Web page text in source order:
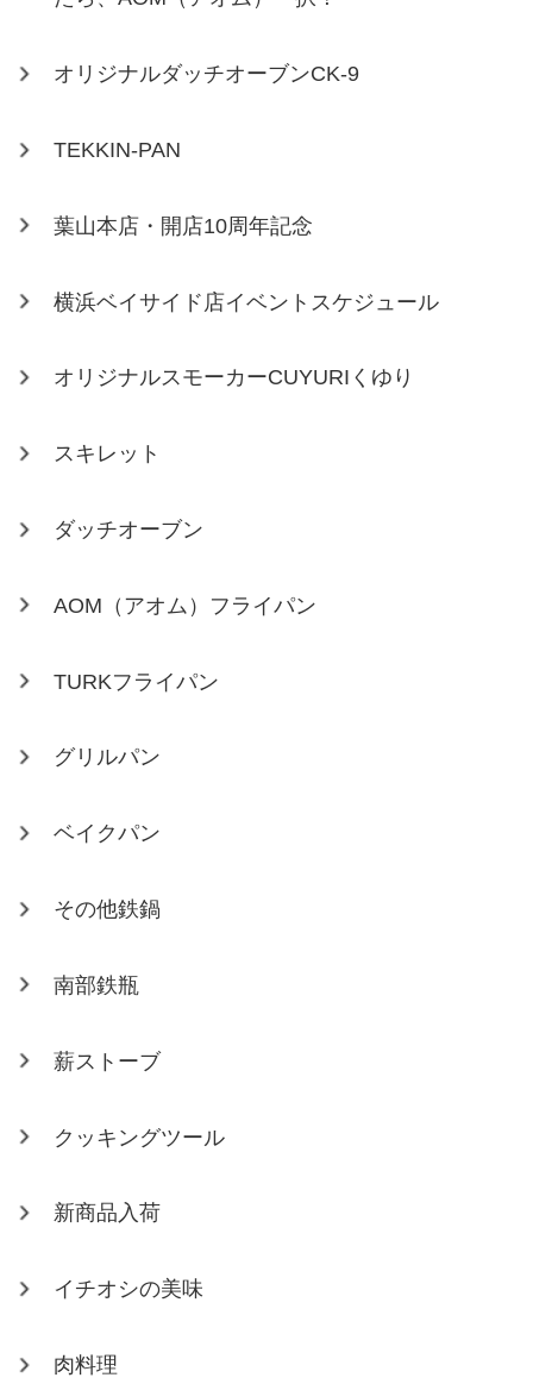
オリジナルダッチオーブンCK-9
TEKKIN-PAN
葉山本店・開店10周年記念
横浜ベイサイド店イベントスケジュール
オリジナルスモーカーCUYURIくゆり
スキレット
ダッチオーブン
AOM（アオム）フライパン
TURKフライパン
グリルパン
ベイクパン
その他鉄鍋
南部鉄瓶
薪ストーブ
クッキングツール
新商品入荷
イチオシの美味
肉料理